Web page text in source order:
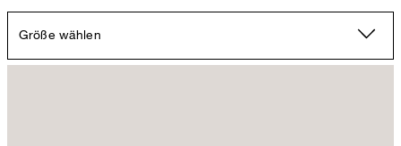
Größe wählen